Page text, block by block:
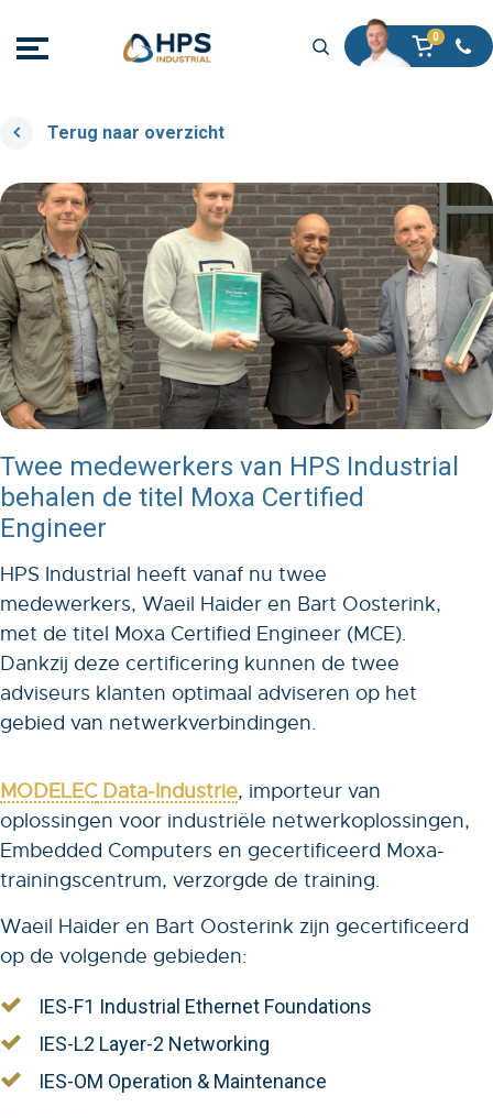
Terug naar overzicht
Twee medewerkers van HPS Industrial
behalen de titel Moxa Certified
Engineer
HPS Industrial heeft vanaf nu twee
medewerkers, Waeil Haider en Bart Oosterink,
met de titel Moxa Certified Engineer (MCE).
Dankzij deze certificering kunnen de twee
adviseurs klanten optimaal adviseren op het
gebied van netwerkverbindingen.
MODELECData-Industrie, importeur van
oplossingen voor industriële netwerkoplossingen,
Embedded Computers en gecertificeerd Moxa-
trainingscentrum, verzorgde de training.
Waeil Haider en Bart Oosterink zijn gecertificeerd
op de volgende gebieden:
IES-F1 Industrial Ethernet Foundations
IES-L2 Layer-2 Networking
IES-OM Operation & Maintenance